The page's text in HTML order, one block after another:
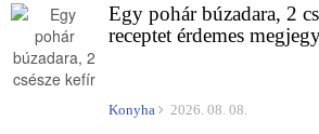
Egy pohár búzadara, 2
receptet érdemes
Konyha 2026. 08. 08.